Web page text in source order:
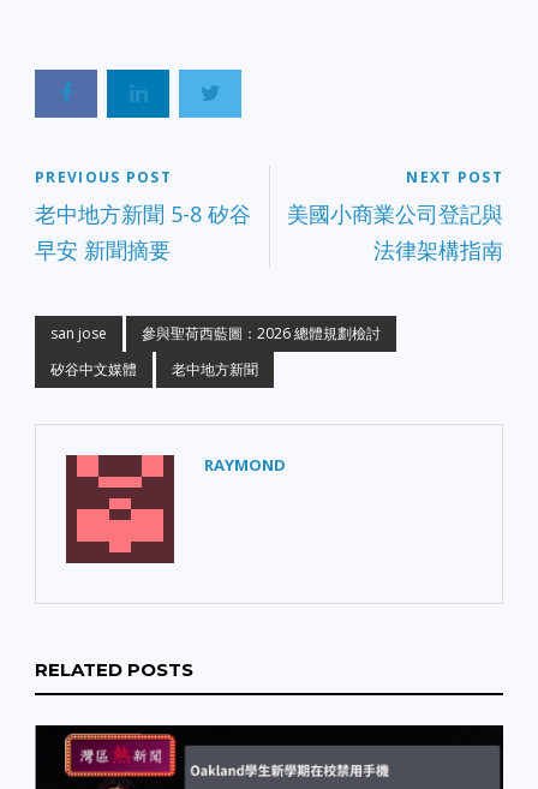
PREVIOUS POST
老中地方新聞 5-8 矽谷
早安 新聞摘要
NEXT POST
美國小商業公司登記與
法律架構指南
san jose
參與聖荷西藍圖：2026 總體規劃檢討
矽谷中文媒體
老中地方新聞
RAYMOND
RELATED POSTS